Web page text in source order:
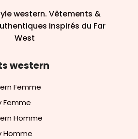
western. Vêtements &
inspirés du Far
West
western
Femme
Femme
Homme
Homme